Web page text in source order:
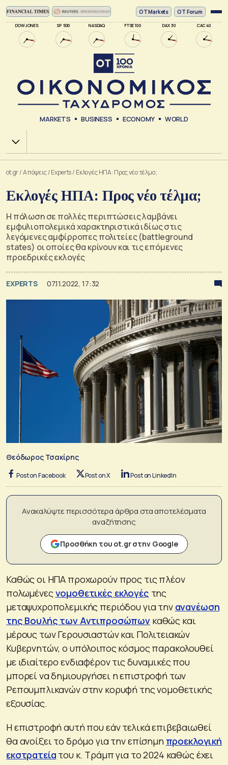
DOW JONES SP 500 NASDAQ FTSE 100 DAX 30 CAC 40
ΟΤ Markets OT Forum
MARKETS BUSINESS ECONOMY WORLD
Χ.Α.
ot.gr/Απόψεις/Experts/ Εκλογές ΗΠΑ: Προς νέο τέλμα;
Εκλογές ΗΠΑ: Προς νέο τέλμα;
Η πόλωση σε πολλές περιπτώσεις λαμβάνει
εμφυλιοπολεμικά χαρακτηριστικά ιδίως στις
λεγόμενες αμφίρροπες πολιτείες (battleground
states) οι οποίες θα κρίνουν και τις επόμενες
προεδρικές εκλογές
EXPERTS 07.11.2022, 17:32
Θεόδωρος Τσακίρης
Post on Facebook Post on X Post on LinkedIn
Ανακαλύψτε περισσότερα άρθρα στα αποτελέσματα
αναζήτησης
Προσθήκη του ot.gr στην Google
Καθώς οι ΗΠΑ προχωρούν προς τις πλέον
πολωμένεςνομοθετικές εκλογές της
μεταψυχροπολεμικής περιόδου για την ανανέωση
της Βουλής των Αντιπροσώπωνκαθώς και
μέρους των Γερουσιαστών και Πολιτειακών
Κυβερνητών, ο υπόλοιπος κόσμος παρακολουθεί
με ιδιαίτερο ενδιαφέρον τις δυναμικές που
μπορεί να δημιουργήσει η επιστροφή των
Ρεπουμπλικανών στην κορυφή της νομοθετικής
εξουσίας.
Η επιστροφή αυτή που εάν τελικά επιβεβαιωθεί
θα ανοίξει το δρόμο για την επίσημη προεκλογική
εκστρατεία του κ. Τράμπ για το 2024 καθώς έχει